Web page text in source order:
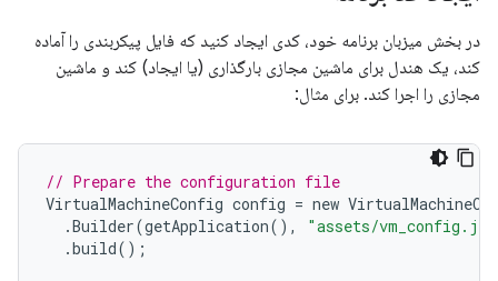
در بخش میزبان برنامه خود، کدی ایجاد کنید که فایل پیکربندی را آماده
کند، یک هندل برای ماشین مجازی بارگذاری (یا ایجاد) کند و ماشین
مجازی را اجرا کند. برای مثال:
// Prepare the configuration file
VirtualMachineConfig config = new
.Builder(getApplication(),
"assets/
.build();